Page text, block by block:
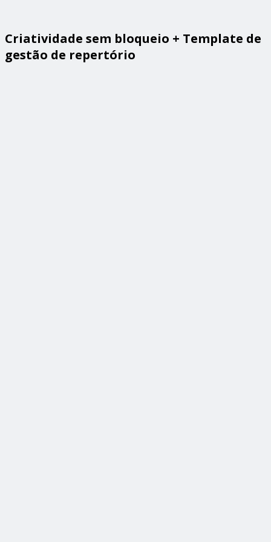
Criatividade sem bloqueio + Template de
gestão de repertório